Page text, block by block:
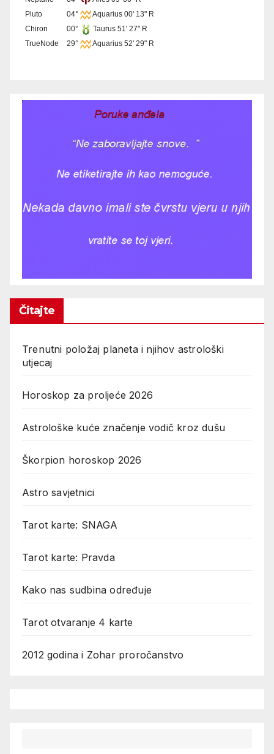
Pluto
04°
Aquarius 00' 13" R
Chiron
00°
Taurus 51' 27" R
TrueNode
29° Aquarius 52' 29" R
Čitajte
Trenutni položaj planeta i njihov astrološki
utjecaj
Horoskop za proljeće 2026
Astrološke kuće značenje vodič kroz dušu
Škorpion horoskop 2026
Astro savjetnici
Tarot karte: SNAGA
Tarot karte: Pravda
Kako nas sudbina određuje
Tarot otvaranje 4 karte
2012 godina i Zohar proročanstvo